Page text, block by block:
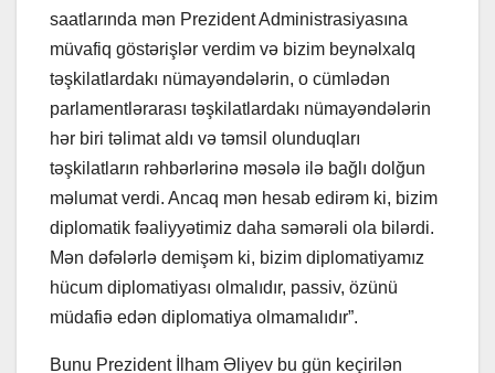
saatlarında mən Prezident Administrasiyasına
müvafiq göstərişlər verdim və bizim beynəlxalq
təşkilatlardakı nümayəndələrin, o cümlədən
parlamentlərarası təşkilatlardakı nümayəndələrin
hər biri təlimat aldı və təmsil olunduqları
təşkilatların rəhbərlərinə məsələ ilə bağlı dolğun
məlumat verdi. Ancaq mən hesab edirəm ki, bizim
diplomatik fəaliyyətimiz daha səmərəli ola bilərdi.
Mən dəfələrlə demişəm ki, bizim diplomatiyamız
hücum diplomatiyası olmalıdır, passiv, özünü
müdafiə edən diplomatiya olmamalıdır”.
Bunu Prezident İlham Əliyev bu gün keçirilən